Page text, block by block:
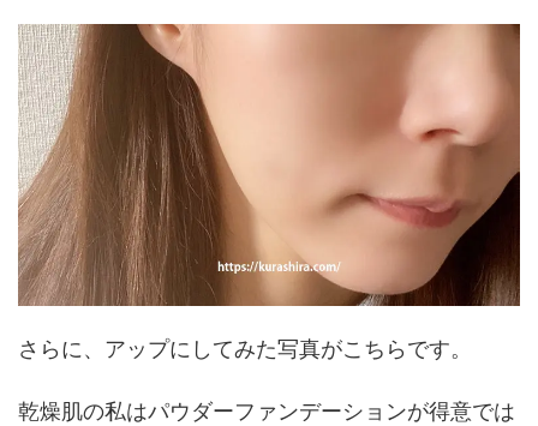
さらに、アップにしてみた写真がこちらです。
乾燥肌の私はパウダーファンデーションが得意では